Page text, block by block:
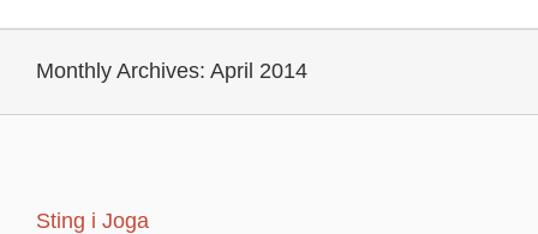
Monthly Archives: April 2014
Sting i Joga